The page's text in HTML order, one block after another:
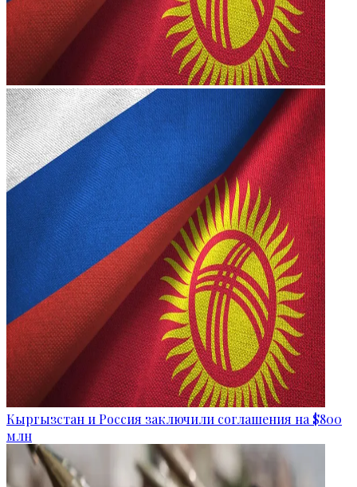
Кыргызстан и Россия заключили соглашения на $800
млн